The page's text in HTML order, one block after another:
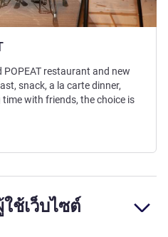
restaurant and new
snack, a la carte dinner,
with friends, the choice is
ช้เว็บไซต์